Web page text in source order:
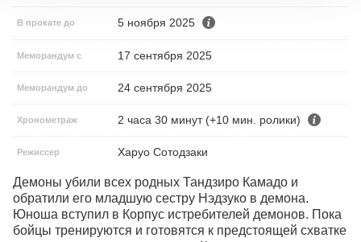
В прокате до 5 ноября 2025
Меморандум с 17 сентября 2025
Меморандум до 24 сентября 2025
Хронометраж 2 часа 30 минут (+10 мин. ролики)
Режиссер Харуо Сотодзаки
Демоны убили всех родных Тандзиро Камадо и
обратили его младшую сестру Нэдзуко в демона.
Юноша вступил в Корпус истребителей демонов. Пока
бойцы тренируются и готовятся к предстоящей схватке